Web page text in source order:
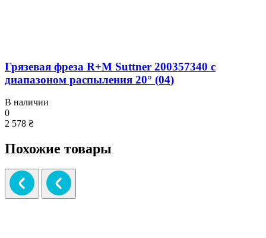
Грязевая фреза R+M Suttner 200357340 с
диапазоном распыления 20° (04)
В наличии
0
2 578 ₴
Похожие товары